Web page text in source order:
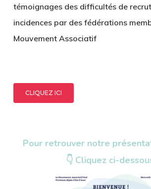
témoignages des difficultés de
incidences par des fédérations
Mouvement Associatif
CLIQUEZ ICI
Pour retrouver notre
👇 Cliquez ci-